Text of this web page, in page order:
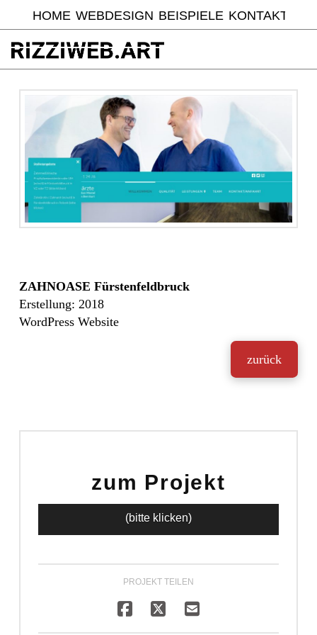
HOME WEBDESIGN BEISPIELE KONTAKT
ZAHNOASE Fürstenfeldbruck
Erstellung: 2018
WordPress Website
zurück
zum Projekt
(bitte klicken)
PROJEKT TEILEN